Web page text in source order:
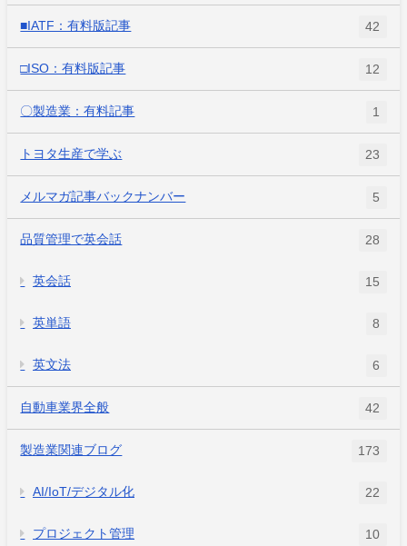
■IATF：有料版記事 42
□ISO：有料版記事 12
〇製造業：有料記事 1
トヨタ生産で学ぶ 23
メルマガ記事バックナンバー 5
品質管理で英会話 28
英会話 15
英単語 8
英文法 6
自動車業界全般 42
製造業関連ブログ 173
AI/IoT/デジタル化 22
プロジェクト管理 10